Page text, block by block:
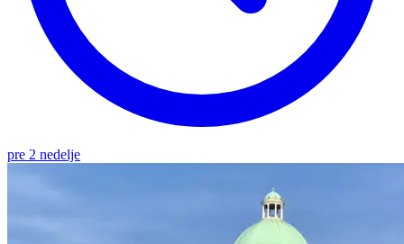
pre 2 nedelje